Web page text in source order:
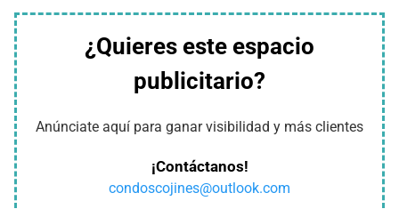
¿Quieres este espacio
publicitario?
Anúnciate aquí para ganar visibilidad y más clientes
¡Contáctanos!
condoscojines@outlook.com